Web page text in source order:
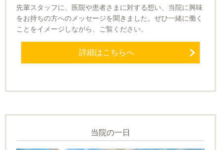
先輩スタッフに、医院や患者さまに対する想い、当院に興味
をお持ちの方へのメッセージを聞きました。ぜひ一緒に働く
ことをイメージしながら、ご覧ください。
詳細はこちらへ
当院の一日